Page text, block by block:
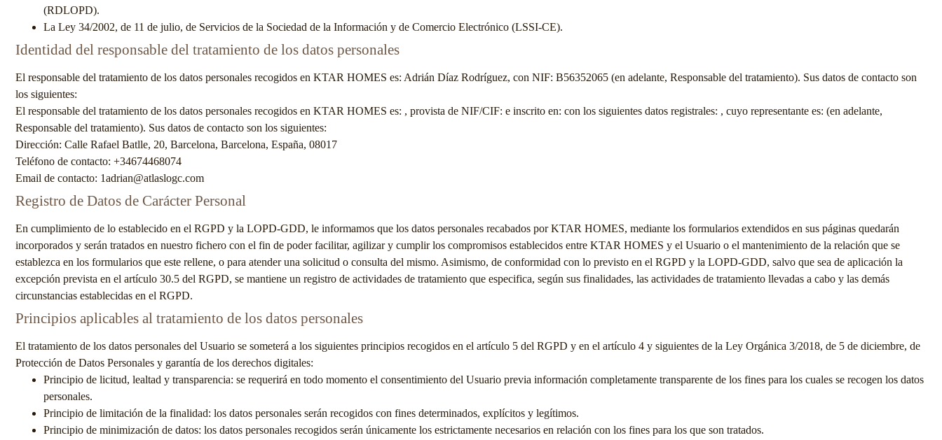
(RDLOPD).
La Ley 34/2002, de 11 de julio, de Servicios de la Sociedad de la Información y de Comercio Electrónico (LSSI-CE).
Identidad del responsable del tratamiento de los datos personales
El responsable del tratamiento de los datos personales recogidos en KTAR HOMES es: Adrián Díaz Rodríguez, con NIF: B56352065 (en adelante, Responsable del tratamiento). Sus datos de contacto son
los siguientes:
El responsable del tratamiento de los datos personales recogidos en KTAR HOMES es: , provista de NIF/CIF: e inscrito en: con los siguientes datos registrales: , cuyo representante es: (en adelante,
Responsable del tratamiento). Sus datos de contacto son los siguientes:
Dirección: Calle Rafael Batlle, 20, Barcelona, Barcelona, España, 08017
Teléfono de contacto: +34674468074
Email de contacto: 1adrian@atlaslogc.com
Registro de Datos de Carácter Personal
En cumplimiento de lo establecido en el RGPD y la LOPD-GDD, le informamos que los datos personales recabados porKTAR HOMES, mediante los formularios extendidos en sus páginas quedarán
incorporados y serán tratados en nuestro fichero con el fin de poder facilitar, agilizar y cumplir los compromisos establecidos entre KTAR HOMES y el Usuario o el mantenimiento de la relación que se
establezca en los formularios que este rellene, o para atender una solicitud o consulta del mismo. Asimismo, de conformidad con lo previsto en el RGPD y la LOPD-GDD, salvo que sea de aplicación la
excepción prevista en el artículo 30.5 del RGPD, se mantiene un registro de actividades de tratamiento que especifica, según sus finalidades, las actividades de tratamiento llevadas a cabo y las demás
circunstancias establecidas en el RGPD.
Principios aplicables al tratamiento de los datos personales
El tratamiento de los datos personales del Usuario se someterá a los siguientes principios recogidos en el artículo 5 del RGPD y en el artículo 4 y siguientes de la Ley Orgánica 3/2018, de 5 de diciembre, de
Protección de Datos Personales y garantía de los derechos digitales:
Principio de licitud, lealtad y transparencia: se requerirá en todo momento el consentimiento del Usuario previa información completamente transparente de los fines para los cuales se recogen los datos
personales.
Principio de limitación de la finalidad: los datos personales serán recogidos con fines determinados, explícitos y legítimos.
Principio de minimización de datos: los datos personales recogidos serán únicamente los estrictamente necesarios en relación con los fines para los que son tratados.